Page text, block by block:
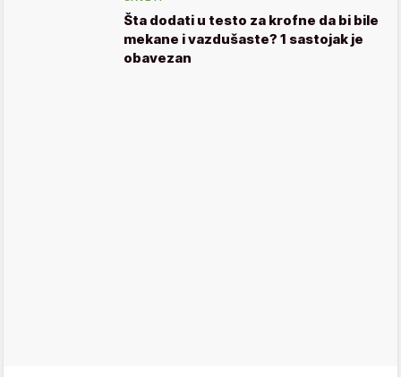
Šta dodati u testo za krofne da bi bile
mekane i vazdušaste? 1 sastojak je
obavezan